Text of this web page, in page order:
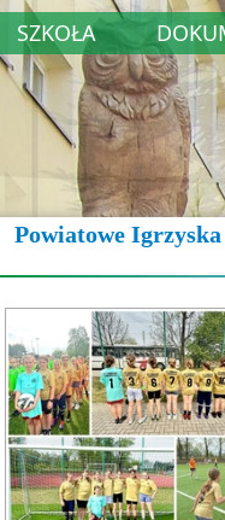
SZKOŁA
Powiatowe